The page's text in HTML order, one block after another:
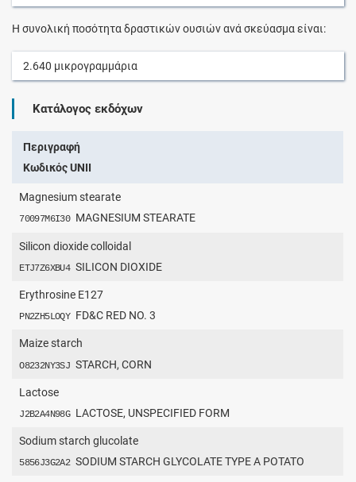
Η συνολική ποσότητα δραστικών ουσιών ανά σκεύασμα είναι:
2.640 μικρογραμμάρια
Κατάλογος εκδόχων
Περιγραφή
Κωδικός UNII
Magnesium stearate
70097M6I30 MAGNESIUM STEARATE
Silicon dioxide colloidal
ETJ7Z6XBU4 SILICON DIOXIDE
Erythrosine E127
PN2ZH5LOQY FD&C RED NO. 3
Maize starch
O8232NY3SJ STARCH, CORN
Lactose
J2B2A4N98G LACTOSE, UNSPECIFIED FORM
Sodium starch glucolate
5856J3G2A2 SODIUM STARCH GLYCOLATE TYPE A POTATO